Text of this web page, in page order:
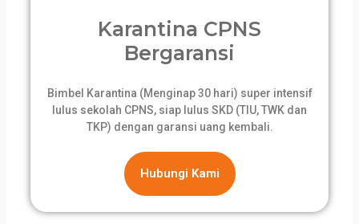
Karantina CPNS
Bergaransi
Bimbel Karantina (Menginap 30 hari) super intensif
lulus sekolah CPNS, siap lulus SKD (TIU, TWK dan
TKP) dengan garansi uang kembali.
Hubungi Kami